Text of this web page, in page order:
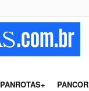
PANROTAS+